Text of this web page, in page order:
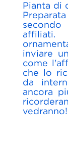
Pianta di
inviare
come
che lo
da
ancora
vedranno!